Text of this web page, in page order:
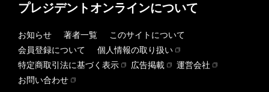
プレジデントオンラインについて
お知らせ 著者一覧
このサイトについて
会員登録について
個人情報の取り扱い
特定商取引法に基づく表示
広告掲載
運営会社
お問い合わせ